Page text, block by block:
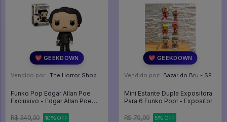
💖 GEEKDOWN
Vendido por: The Horror Shop - Colecionáveis - MG
Funko Pop Edgar Allan Poe
Exclusivo - Edgar Allan Poe
R$ 349,00
10% OFF
💖 GEEKDOWN
Vendido por: Bazar do Bru - SP
Mini Estante Dupla Expositora
Para 6 Funko Pop! - Expositor
R$ 79,99 5% OFF